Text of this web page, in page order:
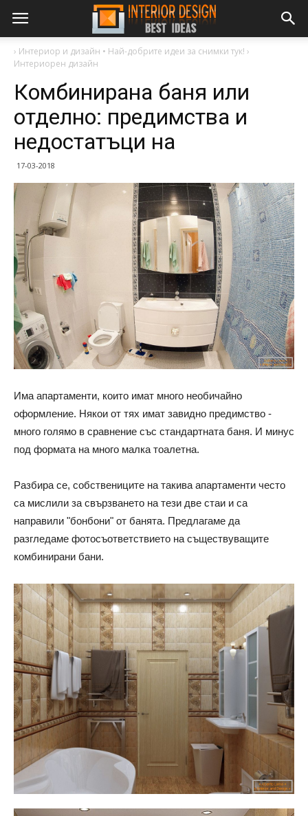
› Интериор и дизайн • Най-добрите идеи за снимки тук! ›
Интериорен дизайн
Комбинирана баня или
отделно: предимства и
недостатъци на
17-03-2018
Има апартаменти, които имат много необичайно
оформление. Някои от тях имат завидно предимство -
много голямо в сравнение със стандартната баня. И минус
под формата на много малка тоалетна.
Разбира се, собствениците на такива апартаменти често
са мислили за свързването на тези две стаи и са
направили "бонбони" от банята. Предлагаме да
разгледаме фотосъответствието на съществуващите
комбинирани бани.